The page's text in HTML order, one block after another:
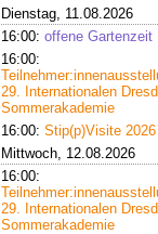
Dienstag, 11.08.2026
16:00: offene Gartenzeit
16:00:
29. Internationalen
Sommerakademie
16:00: Stip(p)Visite 2026
Mittwoch, 12.08.2026
16:00:
29. Internationalen
Sommerakademie